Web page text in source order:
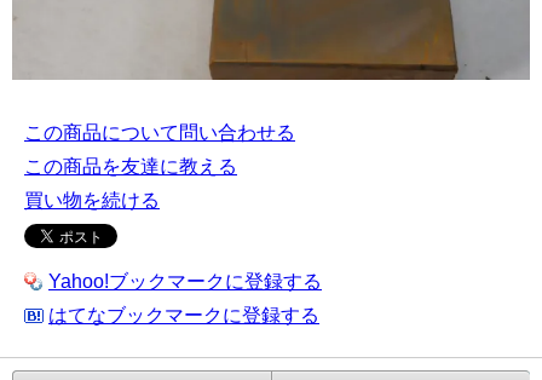
この商品について問い合わせる
この商品を友達に教える
買い物を続ける
Yahoo!ブックマークに登録する
はてなブックマークに登録する